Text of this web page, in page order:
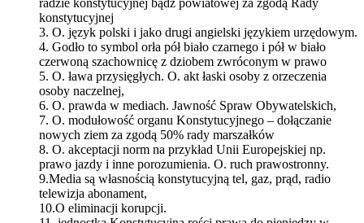
konstytucyjnej
3. O. język polski i jako drugi angielski językiem urzędowym.
4. Godło to symbol orła pół biało czarnego i pół w biało
czerwoną szachownicę z dziobem zwróconym w prawo
5. O. ława przysięgłych. O. akt łaski osoby z orzeczenia
osoby naczelnej,
6. O. prawda w mediach. Jawność Spraw Obywatelskich,
7. O. modułowość organu Konstytucyjnego – dołączanie
nowych ziem za zgodą 50% rady marszałków
8. O. akceptacji norm na przykład Unii Europejskiej np.
prawo jazdy i inne porozumienia. O. ruch prawostronny.
9.Media są własnością konstytucyjną tel, gaz, prąd, radio
telewizja abonament,
10.O eliminacji korupcji.